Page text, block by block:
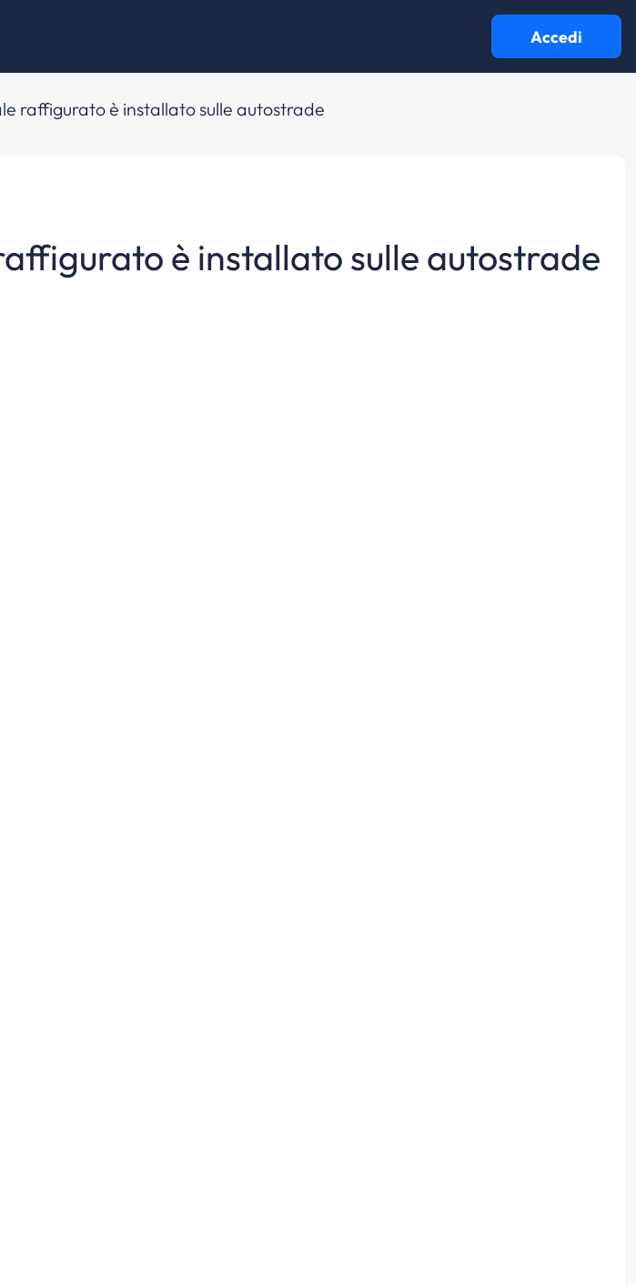
Accedi
raffigurato è installato sulle autostrade
è installato sulle autostrade